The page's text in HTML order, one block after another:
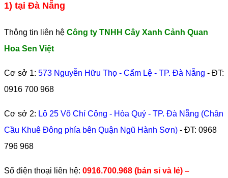
1) tại Đà Nẵng
Thông tin liên hệ Công ty TNHH Cây Xanh Cảnh Quan
Hoa Sen Việt
Cơ sở 1: 573 Nguyễn Hữu Thọ - Cẩm Lệ - TP. Đà Nẵng - ĐT:
0916 700 968
Cơ sở 2: Lô 25 Võ Chí Công - Hòa Quý - TP. Đà Nẵng (Chân
Cầu Khuê Đông phía bên Quận Ngũ Hành Sơn) - ĐT: 0968
796 968
​Số điện thoại liên hệ: 0916.700.968 (bán sỉ và lẻ) –